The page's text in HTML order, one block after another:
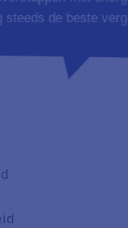
steeds de beste